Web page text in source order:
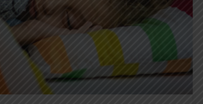
par la recherche et le partage d’outils
pour aider les familles à instaurer un climat